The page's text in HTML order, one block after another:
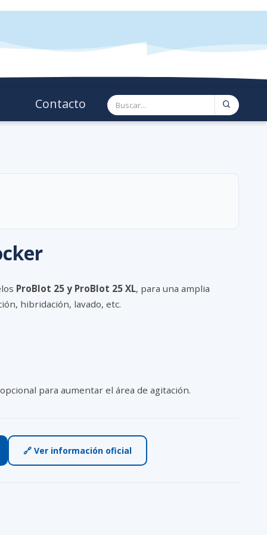
Contacto
ProBlot 25 y ProBlot 25 XL, para una amplia
hibridación, lavado, etc.
para aumentar el área de agitación.
🔗 Ver información oficial